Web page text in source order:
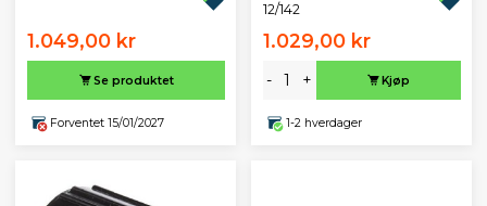
1.049,00 kr
Se produktet
Forventet 15/01/2027
12/142
1.029,00 kr
- + Kjøp
1-2 hverdager